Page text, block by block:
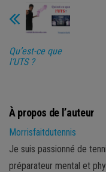
Qu’est-ce que
l’UTS ?
À propos de l’auteur
Morrisfaitdutennis
Je suis passionné de
préparateur mental et